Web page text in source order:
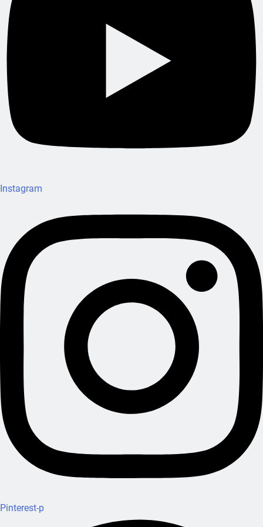
Instagram
Pinterest-p